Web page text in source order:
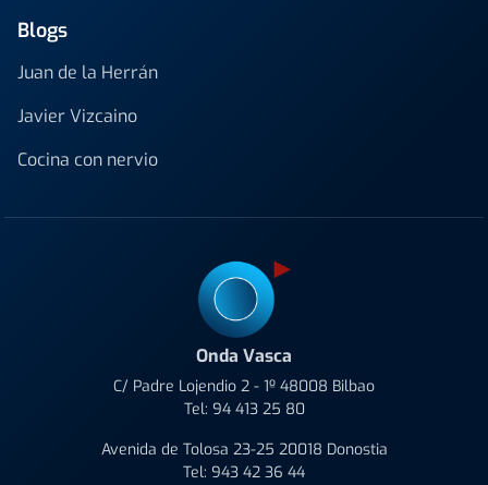
Blogs
Juan de la Herrán
Javier Vizcaino
Cocina con nervio
Onda Vasca
C/ Padre Lojendio 2 - 1º 48008 Bilbao
Tel: 94 413 25 80
Avenida de Tolosa 23-25 20018 Donostia
Tel: 943 42 36 44